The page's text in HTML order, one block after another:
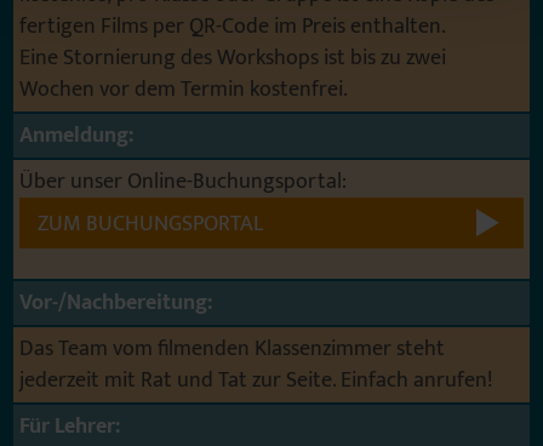
fertigen Films per QR-Code im Preis enthalten.
Eine Stornierung des Workshops ist bis zu zwei
Wochen vor dem Termin kostenfrei.
Anmeldung:
Über unser Online-Buchungsportal:
ZUM BUCHUNGSPORTAL
Vor-/Nachbereitung:
Das Team vom filmenden Klassenzimmer steht
jederzeit mit Rat und Tat zur Seite. Einfach anrufen!
Für Lehrer: